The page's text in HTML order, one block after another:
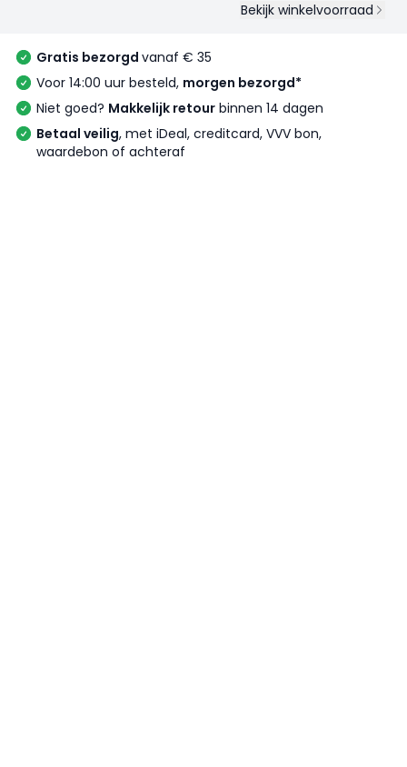
Bekijk winkelvoorraad
Gratis bezorgd vanaf € 35
Voor 14:00 uur besteld, morgen bezorgd*
Niet goed? Makkelijk retour binnen 14 dagen
Betaal veilig, met iDeal, creditcard, VVV bon,
waardebon of achteraf